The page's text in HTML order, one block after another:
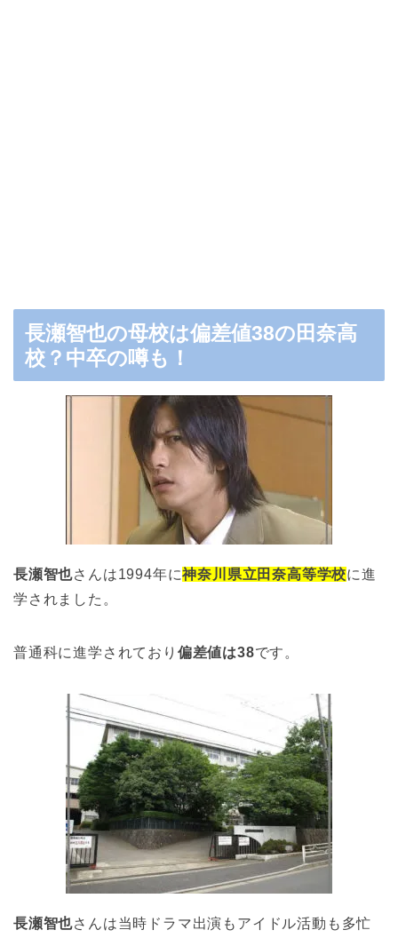
長瀬智也の母校は偏差値38の田奈高
校？中卒の噂も！
長瀬智也さんは1994年に神奈川県立田奈高等学校に進
学されました。
普通科に進学されており 偏差値は38です。
長瀬智也さんは当時ドラマ出演もアイドル活動も多忙